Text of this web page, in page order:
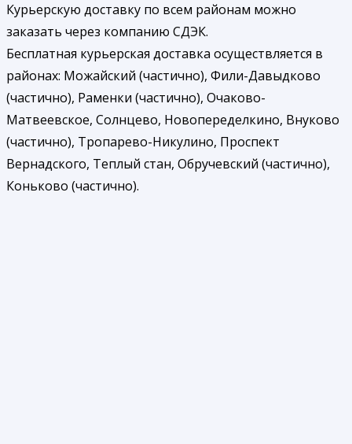
Курьерскую доставку по всем районам можно
заказать через компанию СДЭК.
Бесплатная курьерская доставка осуществляется в
районах: Можайский (частично), Фили-Давыдково
(частично), Раменки (частично), Очаково-
Матвеевское, Солнцево, Новопеределкино, Внуково
(частично), Тропарево-Никулино, Проспект
Вернадского, Теплый стан, Обручевский (частично),
Коньково (частично).